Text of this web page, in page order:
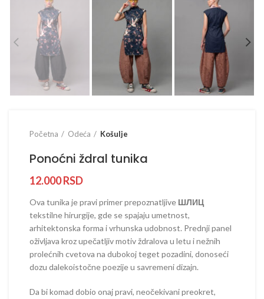
Početna Odeća Košulje
Ponoćni ždral tunika
12.000RSD
Ova tunika je pravi primer prepoznatljive ШЛИЦ
tekstilne hirurgije, gde se spajaju umetnost,
arhitektonska forma i vrhunska udobnost. Prednji panel
oživljava kroz upečatljiv motiv ždralova u letu i nežnih
prolećnih cvetova na dubokoj teget pozadini, donoseći
dozu dalekoistočne poezije u savremeni dizajn.
Da bi komad dobio onaj pravi, neočekivani preokret,